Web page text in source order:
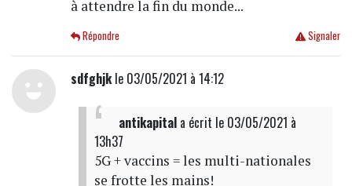
à attendre la fin du monde...
Signaler
Répondre
sdfghjkle 03/05/2021 à 14:12
antikapitala écrit le 03/05/2021 à
13h37
5G + vaccins = les multi-nationales
se frotte les mains!